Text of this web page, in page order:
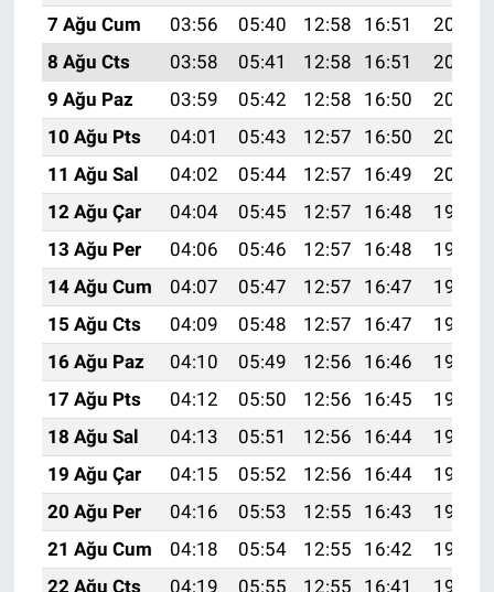
7 Ağu Cum
03:56 05:40 12:58 16:51
20:06
8 Ağu Cts
03:58 05:41 12:58 16:51
20:05
9 Ağu Paz
03:59 05:42 12:58 16:50
20:03
10 Ağu Pts
04:01 05:43 12:57 16:50
20:02
11 Ağu Sal
04:02 05:44 12:57 16:49
20:01
12 Ağu Çar
04:04 05:45 12:57 16:48
19:59
13 Ağu Per
04:06 05:46 12:57 16:48
19:58
14 Ağu Cum
04:07 05:47 12:57 16:47
19:57
15 Ağu Cts
04:09 05:48 12:57 16:47
19:55
16 Ağu Paz
04:10 05:49 12:56 16:46
19:54
17 Ağu Pts
04:12 05:50 12:56 16:45
19:52
18 Ağu Sal
04:13 05:51 12:56 16:44
19:51
19 Ağu Çar
04:15 05:52 12:56 16:44
19:49
20 Ağu Per
04:16 05:53 12:55 16:43
19:48
21 Ağu Cum
04:18 05:54 12:55 16:42
19:46
22 Ağu Cts
04:19 05:55 12:55 16:41
19:45